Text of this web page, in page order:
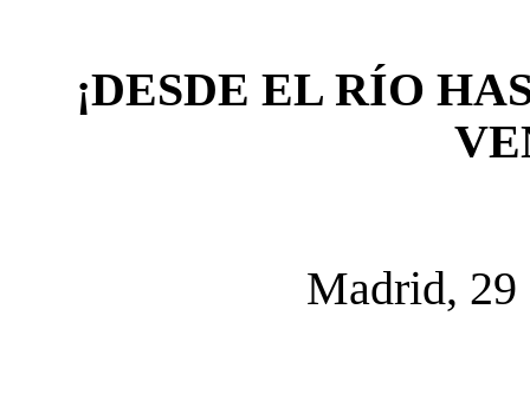
¡DESDE EL RÍO
Madrid, 29